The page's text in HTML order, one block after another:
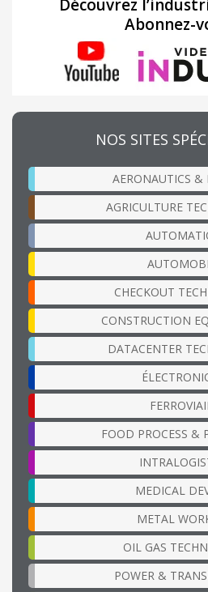
Découvrez
Abonnez-
NOS SITES
AERONAUTICS &
AGRICULTURE
CHECKOUT
CONSTRUCTION
DATACENTER
FOOD PROCESS &
MEDICAL
METAL
OIL GAS
POWER &